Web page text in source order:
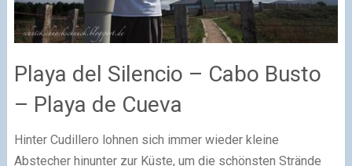
Playa del Silencio – Cabo Busto
– Playa de Cueva
Hinter Cudillero lohnen sich immer wieder kleine
Abstecher hinunter zur Küste, um die schönsten Strände